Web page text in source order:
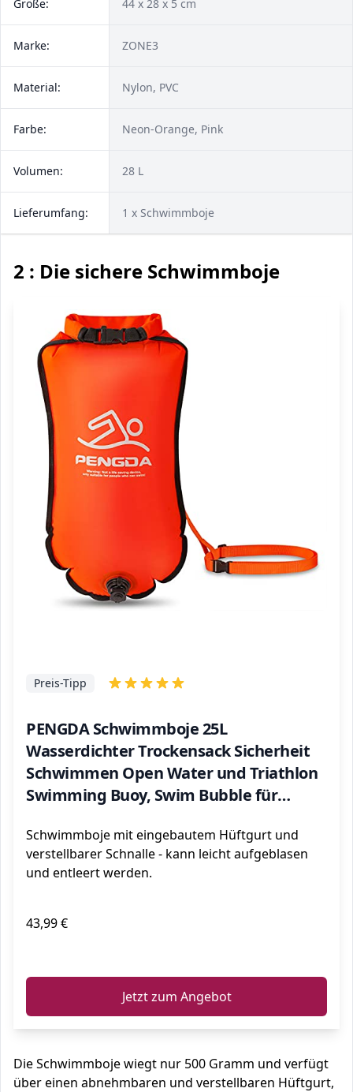
Größe: ‎44 x 28 x 5 cm
Marke: ZONE3
Material: Nylon, PVC
Farbe: Neon-Orange, Pink
Volumen: 28 L
Lieferumfang: 1 x Schwimmboje
2 : Die sichere Schwimmboje
PENGDA Schwimmboje 25L
Wasserdichter Trockensack Sicherheit
Schwimmen Open Water und Triathlon
Swimming Buoy, Swim Bubble für
Surfer, Schwimmen, Bootfahre (Orange)
Preis-Tipp
Schwimmboje mit eingebautem Hüftgurt und
verstellbarer Schnalle - kann leicht aufgeblasen
und entleert werden.
43,99 €
Jetzt zum Angebot
Die Schwimmboje wiegt nur 500 Gramm und verfügt
über einen abnehmbaren und verstellbaren Hüftgurt,